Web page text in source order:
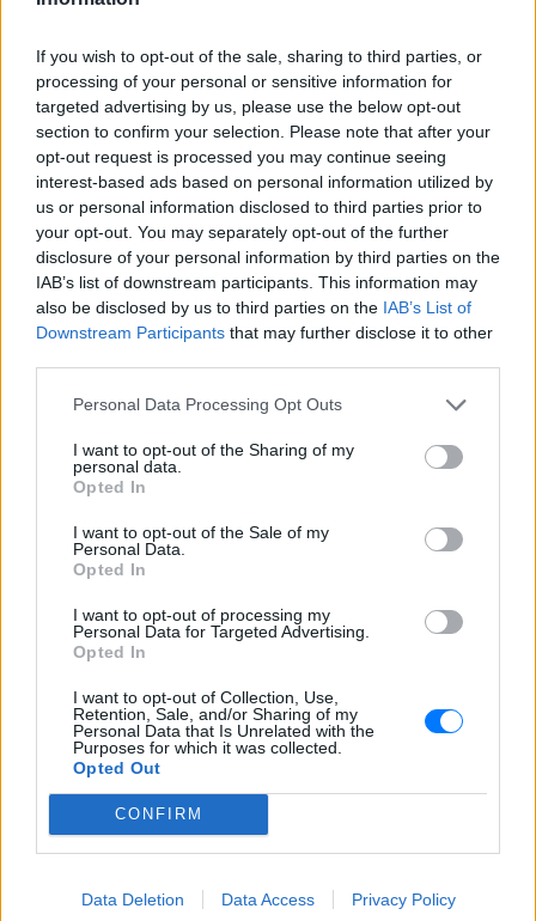
If you wish to opt-out of the sale, sharing to third parties, or
processing of your personal or sensitive information for
targeted advertising by us, please use the below opt-out
section to confirm your selection. Please note that after your
opt-out request is processed you may continue seeing
interest-based ads based on personal information utilized by
us or personal information disclosed to third parties prior to
your opt-out. You may separately opt-out of the further
disclosure of your personal information by third parties on the
IAB’s list of downstream participants. This information may
also be disclosed by us to third parties on the IAB’s List of
Downstream Participants that may further disclose it to other
Personal Data Processing Opt Outs
I want to opt-out of the Sharing of my
personal data.
Opted In
I want to opt-out of the Sale of my
Personal Data.
Opted In
I want to opt-out of processing my
Personal Data for Targeted Advertising.
Opted In
I want to opt-out of Collection, Use,
Retention, Sale, and/or Sharing of my
Personal Data that Is Unrelated with the
Purposes for which it was collected.
Opted Out
CONFIRM
Data Deletion Data Access Privacy Policy
πολλούς θαυμαστές έκπληκτους.
Ο τραγουδιστής μοιράστηκε την ανακοίνωσή του
και στο Instagram γράφοντας: «Οικογένεια: Η
σημερινή μέρα, είναι η πιο σημαντική μέρα στη ζωή
μου.. απόψε αναγνωρίζω και δεν ντρέπομαι να πω
σε όλο τον κόσμο ότι ο Χριστός ζει μέσα μου και
ότι θα ζήσω για αυτόν.
Αυτό είναι το τέλος ενός κεφαλαίου και η αρχή ενός
ολοκαίνουργιου», κατέληξε.